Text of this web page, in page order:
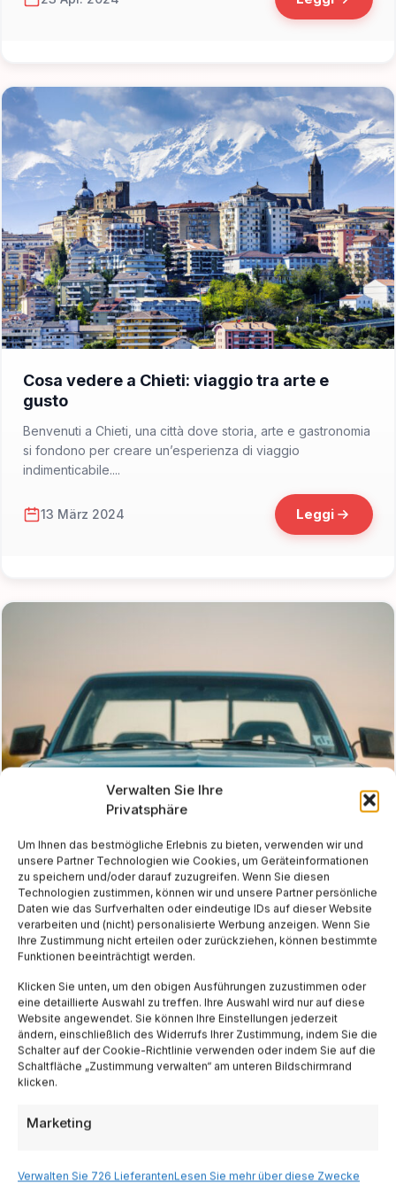
Verwalten Sie Ihre
Privatsphäre
Um Ihnen das bestmögliche Erlebnis zu bieten, verwenden wir und
unsere Partner Technologien wie Cookies, um Geräteinformationen
zu speichern und/oder darauf zuzugreifen. Wenn Sie diesen
Technologien zustimmen, können wir und unsere Partner persönliche
Daten wie das Surfverhalten oder eindeutige IDs auf dieser Website
verarbeiten und (nicht) personalisierte Werbung anzeigen. Wenn Sie
Ihre Zustimmung nicht erteilen oder zurückziehen, können bestimmte
Funktionen beeinträchtigt werden.
Klicken Sie unten, um den obigen Ausführungen zuzustimmen oder
eine detaillierte Auswahl zu treffen. Ihre Auswahl wird nur auf diese
Website angewendet. Sie können Ihre Einstellungen jederzeit
ändern, einschließlich des Widerrufs Ihrer Zustimmung, indem Sie die
Schalter auf der Cookie-Richtlinie verwenden oder indem Sie auf die
Schaltfläche „Zustimmung verwalten“ am unteren Bildschirmrand
klicken.
Marketing
Verwalten Sie 726 LieferantenLesen Sie mehr über diese Zwecke
Cosa vedere a Chieti: viaggio tra arte e
gusto
Benvenuti a Chieti, una città dove storia, arte e gastronomia
si fondono per creare un’esperienza di viaggio
indimenticabile....
13 März 2024 Leggi
📁 Cosa Vedere
Ciaspolate in Italia: i 10 sentieri più belli sulla
neve fresca
Le ciaspole (racchette da neve) sono il modo più semplice
e accessibile per camminare sulla neve fresca senza...
29 Jan. 2024 Leggi